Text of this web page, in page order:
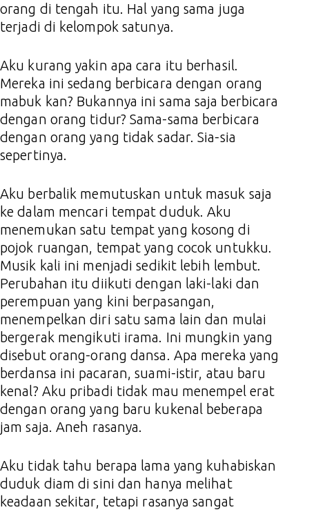
orang di tengah itu. Hal yang sama juga
terjadi di kelompok satunya.
Aku kurang yakin apa cara itu berhasil.
Mereka ini sedang berbicara dengan orang
mabuk kan? Bukannya ini sama saja berbicara
dengan orang tidur? Sama-sama berbicara
dengan orang yang tidak sadar. Sia-sia
sepertinya.
Aku berbalik memutuskan untuk masuk saja
ke dalam mencari tempat duduk. Aku
menemukan satu tempat yang kosong di
pojok ruangan, tempat yang cocok untukku.
Musik kali ini menjadi sedikit lebih lembut.
Perubahan itu diikuti dengan laki-laki dan
perempuan yang kini berpasangan,
menempelkan diri satu sama lain dan mulai
bergerak mengikuti irama. Ini mungkin yang
disebut orang-orang dansa. Apa mereka yang
berdansa ini pacaran, suami-istir, atau baru
kenal? Aku pribadi tidak mau menempel erat
dengan orang yang baru kukenal beberapa
jam saja. Aneh rasanya.
Aku tidak tahu berapa lama yang kuhabiskan
duduk diam di sini dan hanya melihat
keadaan sekitar, tetapi rasanya sangat